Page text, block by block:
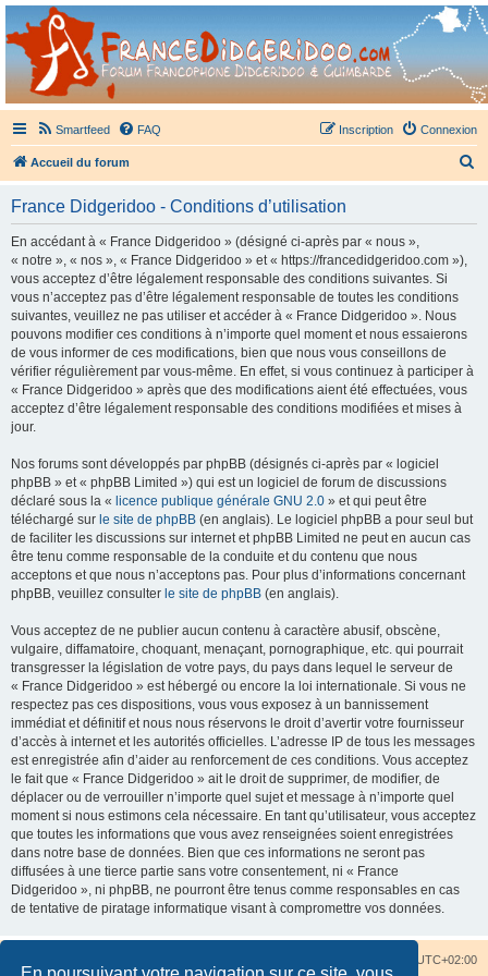
France Didgeridoo
Didgeridoo et Guimbarde sur France Didgeridoo - retrouvez la communauté.
Smartfeed FAQ Connexion
Inscription
Accueil du forum
France Didgeridoo - Conditions d’utilisation
En accédant à « France Didgeridoo » (désigné ci-après par « nous »,
« notre », « nos », « France Didgeridoo » et « https://francedidgeridoo.com »),
vous acceptez d’être légalement responsable des conditions suivantes. Si
vous n’acceptez pas d’être légalement responsable de toutes les conditions
suivantes, veuillez ne pas utiliser et accéder à « France Didgeridoo ». Nous
pouvons modifier ces conditions à n’importe quel moment et nous essaierons
de vous informer de ces modifications, bien que nous vous conseillons de
vérifier régulièrement par vous-même. En effet, si vous continuez à participer à
« France Didgeridoo » après que des modifications aient été effectuées, vous
acceptez d’être légalement responsable des conditions modifiées et mises à
jour.
Nos forums sont développés par phpBB (désignés ci-après par « logiciel
phpBB » et « phpBB Limited ») qui est un logiciel de forum de discussions
déclaré sous la « licence publique générale GNU 2.0 » et qui peut être
téléchargé sur le site de phpBB (en anglais). Le logiciel phpBB a pour seul but
de faciliter les discussions sur internet et phpBB Limited ne peut en aucun cas
être tenu comme responsable de la conduite et du contenu que nous
acceptons et que nous n’acceptons pas. Pour plus d’informations concernant
phpBB, veuillez consulter le site de phpBB (en anglais).
Vous acceptez de ne publier aucun contenu à caractère abusif, obscène,
vulgaire, diffamatoire, choquant, menaçant, pornographique, etc. qui pourrait
transgresser la législation de votre pays, du pays dans lequel le serveur de
« France Didgeridoo » est hébergé ou encore la loi internationale. Si vous ne
respectez pas ces dispositions, vous vous exposez à un bannissement
immédiat et définitif et nous nous réservons le droit d’avertir votre fournisseur
d’accès à internet et les autorités officielles. L’adresse IP de tous les messages
est enregistrée afin d’aider au renforcement de ces conditions. Vous acceptez
le fait que « France Didgeridoo » ait le droit de supprimer, de modifier, de
déplacer ou de verrouiller n’importe quel sujet et message à n’importe quel
moment si nous estimons cela nécessaire. En tant qu’utilisateur, vous acceptez
que toutes les informations que vous avez renseignées soient enregistrées
dans notre base de données. Bien que ces informations ne seront pas
diffusées à une tierce partie sans votre consentement, ni « France
Didgeridoo », ni phpBB, ne pourront être tenus comme responsables en cas
de tentative de piratage informatique visant à compromettre vos données.
UTC+02:00